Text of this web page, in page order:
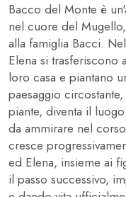
Bacco del Monte è
nel cuore del
alla famiglia Bacci.
Elena si trasferiscono
loro casa e piantano
paesaggio
piante, diventa il
da ammirare nel
cresce
ed Elena, insieme ai
il passo successivo,